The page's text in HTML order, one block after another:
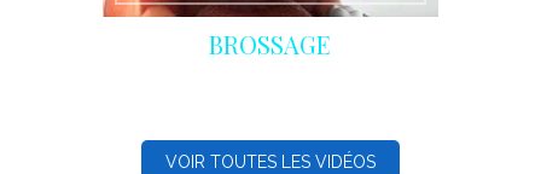
La période de contention
VOIR TOUTES LES VIDÉOS